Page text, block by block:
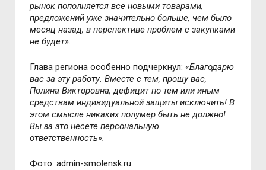
рынок пополняется все новыми товарами,
предложений уже значительно больше, чем было
месяц назад, в перспективе проблем с закупками
не будет».
Глава региона особенно подчеркнул:«Благодарю
вас за эту работу. Вместе с тем, прошу вас,
Полина Викторовна, дефицит по тем или иным
средствам индивидуальной защиты исключить! В
этом смысле никаких полумер быть не должно!
Вы за это несете персональную
ответственность».
Фото: admin-smolensk.ru